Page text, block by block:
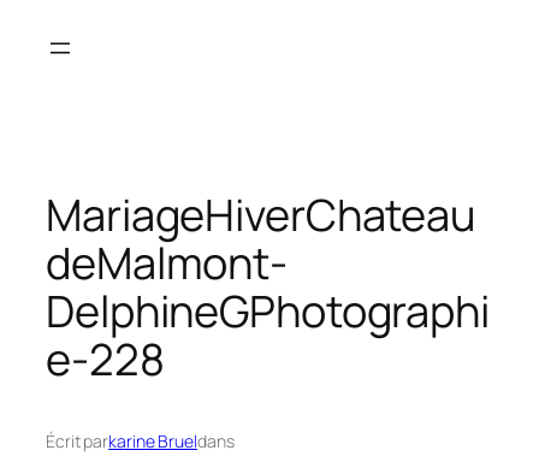
MariageHiverChateau
deMalmont-
DelphineGPhotographi
e-228
Écrit parkarine Brueldans